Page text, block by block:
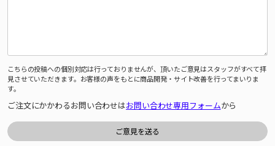
こちらの投稿への個別対応は行っておりませんが、頂いたご意見はスタッフがすべて拝
見させていただきます。お客様の声をもとに商品開発・サイト改善を行ってまいりま
す。
ご注文にかかわるお問い合わせはお問い合わせ専用フォームから